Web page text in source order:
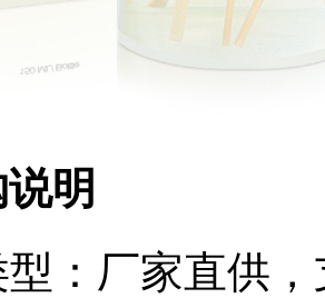
明
：厂家直供